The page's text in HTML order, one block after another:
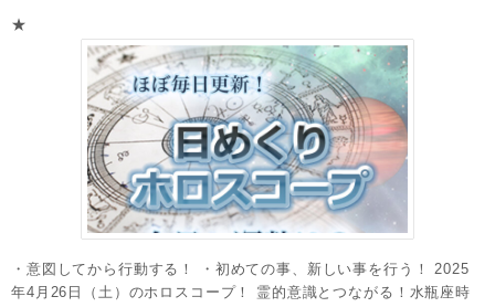
★
・意図してから行動する！ ・初めての事、新しい事を行う！ 2025
年4月26日（土）のホロスコープ！ 霊的意識とつながる！水瓶座時